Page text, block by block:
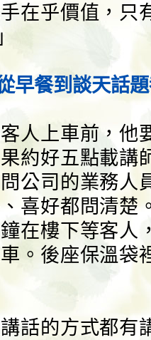
在乎價值，只
早餐到談天話
人上車前，他
約好五點載講
公司的業務人
喜好都問清楚
在樓下等客人
。後座保溫袋
話的方式都有